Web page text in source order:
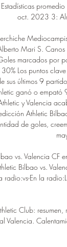
Estadísticas
oct. 2023 3:
Mari S.
marcados por
Los puntos
sus últimos 9
ganó o empató
y Valencia
Athletic
de goles,
vs. Valencia CF
Bilbao vs.
radio:vs-En la
Club:
Valencia.